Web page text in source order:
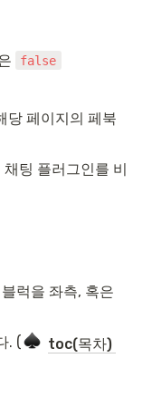
false
당 페이지의 페북
팅 플러그인를 비
럭을 좌측, 혹은
. (
toc(목차)